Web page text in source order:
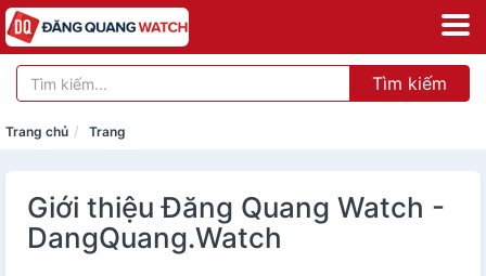
Tìm kiếm
Trang chủ Trang
Giới thiệu Đăng Quang Watch -
DangQuang.Watch